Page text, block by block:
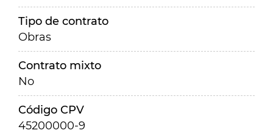
Tipo de contrato
Obras
Contrato mixto
No
Código CPV
45200000-9